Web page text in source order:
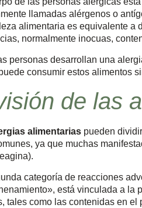
llamadas alérgenos o
alimentaria es equivalente a
normalmente inocuas,
personas desarrollan una
consumir estos alimentos
de las
alimentarias pueden
ya que muchas
categoría de reacciones
está vinculada a la
tales como las contenidas en